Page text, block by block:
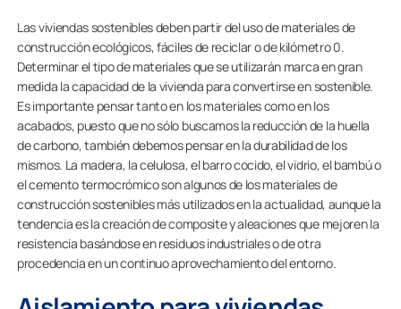
Las viviendas sostenibles deben partir del uso de materiales de
construcción ecológicos, fáciles de reciclar o de kilómetro 0.
Determinar el tipo de materiales que se utilizarán marca en gran
medida la capacidad de la vivienda para convertirse en sostenible.
Es importante pensar tanto en los materiales como en los
acabados, puesto que no sólo buscamos la reducción de la huella
de carbono, también debemos pensar en la durabilidad de los
mismos. La madera, la celulosa, el barro cocido, el vidrio, el bambú o
el cemento termocrómico son algunos de los materiales de
construcción sostenibles más utilizados en la actualidad, aunque la
tendencia es la creación de composite y aleaciones que mejoren la
resistencia basándose en residuos industriales o de otra
procedencia en un continuo aprovechamiento del entorno.